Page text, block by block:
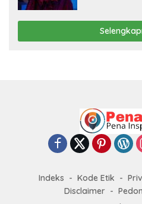
Indeks Kode Etik
Disclaimer